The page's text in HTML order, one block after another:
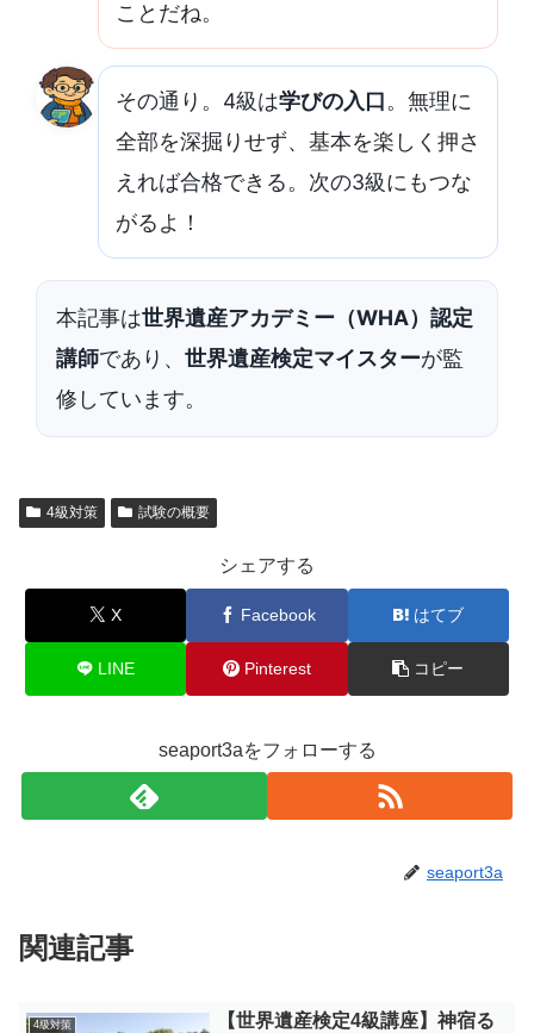
ことだね。
その通り。4級は学びの入口。無理に
全部を深掘りせず、基本を楽しく押さ
えれば合格できる。次の3級にもつな
がるよ！
本記事は世界遺産アカデミー（WHA）認定
講師であり、 世界遺産検定マイスターが監
修しています。
4級対策 試験の概要
シェアする
X Facebook はてブ
LINE Pinterest コピー
seaport3aをフォローする
seaport3a
関連記事
4級対策
【世界遺産検定4級講座】神宿る